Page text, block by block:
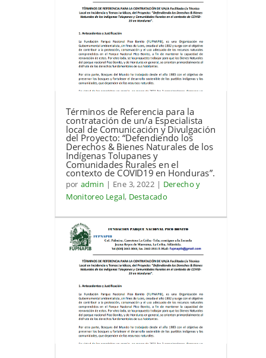
Términos de Referencia para la
contratación de un/a Especialista
local de Comunicación y Divulgación
del Proyecto: “Defendiendo los
Derechos & Bienes Naturales de los
Indígenas Tolupanes y
Comunidades Rurales en el
contexto de COVID19 en Honduras”.
por admin | Ene 3, 2022| Derecho y
Monitoreo Legal, Destacado